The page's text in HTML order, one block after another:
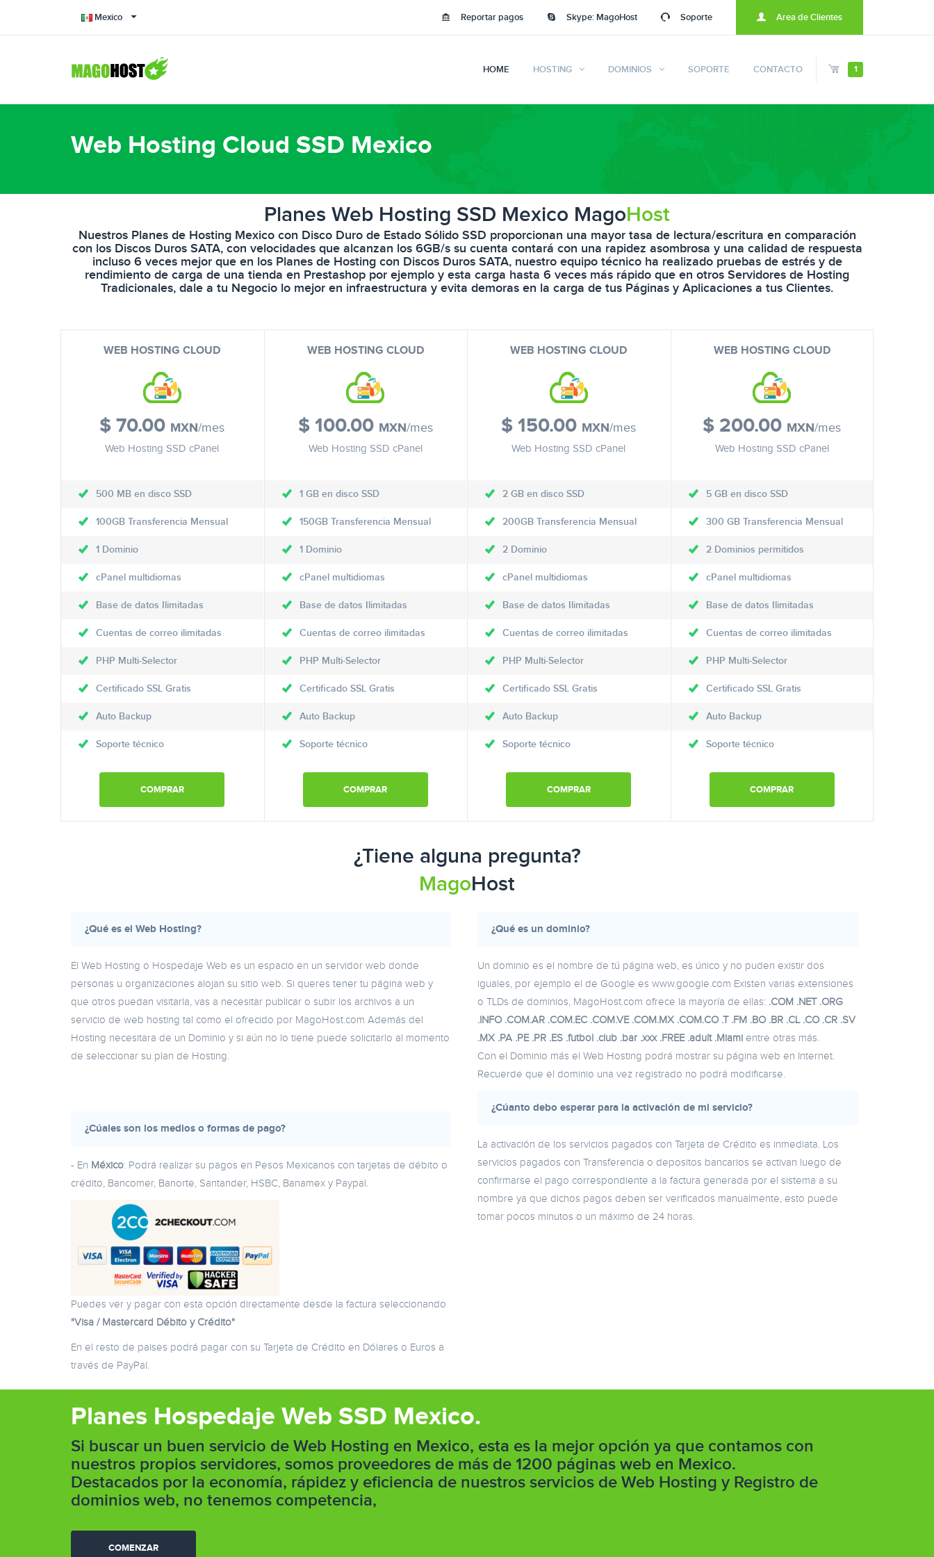
Mexico Reportar pagos Skype: MagoHost Soporte Area de Clientes
HOME HOSTING DOMINIOS SOPORTE CONTACTO 1
Web Hosting Cloud SSD Mexico
Planes Web Hosting SSD Mexico MagoHost
Nuestros Planes de Hosting Mexico con Disco Duro de Estado Sólido SSD proporcionan una mayor tasa de lectura/escritura en comparación
con los Discos Duros SATA, con velocidades que alcanzan los 6GB/s su cuenta contará con una rapidez asombrosa y una calidad de respuesta
incluso 6 veces mejor que en los Planes de Hosting con Discos Duros SATA, nuestro equipo técnico ha realizado pruebas de estrés y de
rendimiento de carga de una tienda en Prestashop por ejemplo y esta carga hasta 6 veces más rápido que en otros Servidores de Hosting
Tradicionales, dale a tu Negocio lo mejor en infraestructura y evita demoras en la carga de tus Páginas y Aplicaciones a tus Clientes.
WEB HOSTING CLOUD
$ 70.00 MXN/mes
Web Hosting SSD cPanel
500 MB en disco SSD
100GB Transferencia Mensual
1 Dominio
cPanel multidiomas
Base de datos Ilimitadas
Cuentas de correo ilimitadas
PHP Multi-Selector
Certificado SSL Gratis
Auto Backup
Soporte técnico
COMPRAR
WEB HOSTING CLOUD
$100.00 MXN/mes
Web Hosting SSD cPanel
1 GB en disco SSD
150GB Transferencia Mensual
1 Dominio
cPanel multidiomas
Base de datos Ilimitadas
Cuentas de correo ilimitadas
PHP Multi-Selector
Certificado SSL Gratis
Auto Backup
Soporte técnico
COMPRAR
WEB HOSTING CLOUD
$ 150.00 MXN/mes
Web Hosting SSD cPanel
2 GB en disco SSD
200GB Transferencia Mensual
2 Dominio
cPanel multidiomas
Base de datos Ilimitadas
Cuentas de correo ilimitadas
PHP Multi-Selector
Certificado SSL Gratis
Auto Backup
Soporte técnico
COMPRAR
WEB HOSTING CLOUD
$ 200.00 MXN/mes
Web Hosting SSD cPanel
5 GB en disco SSD
300 GB Transferencia Mensual
2 Dominios permitidos
cPanel multidiomas
Base de datos Ilimitadas
Cuentas de correo ilimitadas
PHP Multi-Selector
Certificado SSL Gratis
Auto Backup
Soporte técnico
COMPRAR
¿Tiene alguna pregunta?
MagoHost
¿Qué es el Web Hosting?
El Web Hosting o Hospedaje Web es un espacio en un servidor web donde
personas u organizaciones alojan su sitio web. Si queres tener tu página web y
que otros puedan visitarla, vas a necesitar publicar o subir los archivos a un
servicio de web hosting tal como el ofrecido por MagoHost.com Además del
Hosting necesitara de un Dominio y si aún no lo tiene puede solicitarlo al momento
de seleccionar su plan de Hosting.
¿Qué es un dominio?
Un dominio es el nombre de tú página web, es único y no puden existir dos
iguales, por ejemplo el de Google es www.google.com Existen varias extensiones
o TLDs de dominios, MagoHost.com ofrece la mayoría de ellas: .COM .NET .ORG
.INFO .COM.AR .COM.EC .COM.VE .COM.MX .COM.CO .T .FM .BO .BR .CL .CO .CR .SV
.MX .PA .PE .PR .ES .futbol .club .bar .xxx .FREE .adult .Miami entre otras más.
Con el Dominio más el Web Hosting podrá mostrar su página web en Internet.
Recuerde que el dominio una vez registrado no podrá modificarse.
¿Cúales son los medios o formas de pago?
- En México: Podrá realizar su pagos en Pesos Mexicanos con tarjetas de débito o
crédito, Bancomer, Banorte, Santander, HSBC, Banamex y Paypal.
Puedes ver y pagar con esta opción directamente desde la factura seleccionando
"Visa / Mastercard Débito y Crédito"
En el resto de paises podrá pagar con su Tarjeta de Crédito en Dólares o Euros a
través de PayPal.
¿Cúanto debo esperar para la activación de mi servicio?
La activación de los servicios pagados con Tarjeta de Crédito es inmediata. Los
servicios pagados con Transferencia o depositos bancarios se activan luego de
confirmarse el pago correspondiente a la factura generada por el sistema a su
nombre ya que dichos pagos deben ser verificados manualmente, esto puede
tomar pocos minutos o un máximo de 24 horas.
Planes Hospedaje Web SSD Mexico.
Si buscar un buen servicio de Web Hosting en Mexico, esta es la mejor opción ya que contamos con
nuestros propios servidores, somos proveedores de más de 1200 páginas web en Mexico.
Destacados por la economía, rápidez y eficiencia de nuestros servicios de Web Hosting y Registro de
dominios web, no tenemos competencia,
COMENZAR